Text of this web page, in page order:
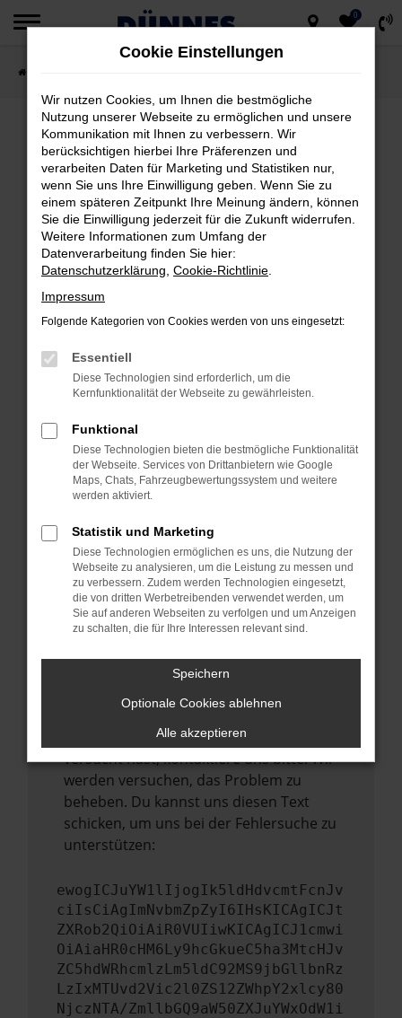
Zum
springen
0
FEHLER: NETWORK ERROR
Beim Laden ist ein Fehler aufgetreten.
Hier sind ein paar Tipps, die dir helfen können:
Überprüfe deine Firewall und deine
Internetverbindung.
Laden andere Webseiten, zum Beispiel
deine Suchmaschine?
Prüfe deine Browsererweiterungen.
Manche Erweiterungen, wie Werbeblocker,
können das Laden bestimmter Seiten
anderen Browser oder in einem privaten
Fenster?
Starte dein Gerät neu.
vorübergehende Probleme zu beheben.
Stelle sicher, dass dein Browser und dein
Betriebssystem auf dem neuesten Stand
sind.
Veraltete Software birgt nicht nur ein
führen, dass bestimmte Funktionen nicht
mehr unterstützt werden.
Wende dich an den Webseitenbetreiber.
Wenn du alle oben genannten Schritte
versucht hast, kontaktiere uns bitte. Wir
werden versuchen, das Problem zu
beheben. Du kannst uns diesen Text
schicken, um uns bei der Fehlersuche zu
unterstützen:
ewogICJuYW1lIjogIk5ldHdvcmtFcnJv
ciIsCiAgImNvbmZpZyI6IHsKICAgICJt
ZXRob2QiOiAiR0VUIiwKICAgICJ1cmwi
OiAiaHR0cHM6Ly9hcGkueC5ha3MtcHJv
ZC5hdWRhcmlzLm5ldC92MS9jbGllbnRz
LzIxMTUvd2Vic2l0ZS12ZWhpY2xlcy80
NjczNTA/ZmllbGQ9aW50ZXJuYWxOdW1i
Cookie Einstellungen
Wir nutzen Cookies, um Ihnen die bestmögliche
Nutzung unserer Webseite zu ermöglichen und unsere
Kommunikation mit Ihnen zu verbessern. Wir
berücksichtigen hierbei Ihre Präferenzen und
verarbeiten Daten für Marketing und Statistiken nur,
wenn Sie uns Ihre Einwilligung geben. Wenn Sie zu
einem späteren Zeitpunkt Ihre Meinung ändern, können
Sie die Einwilligung jederzeit für die Zukunft widerrufen.
Weitere Informationen zum Umfang der
Datenverarbeitung finden Sie hier:
Datenschutzerklärung Cookie-Richtlinie
Impressum
Folgende Kategorien von Cookies werden von uns eingesetzt:
Essentiell
Diese Technologien sind erforderlich, um die
Kernfunktionalität der Webseite zu gewährleisten.
Funktional
Diese Technologien bieten die bestmögliche Funktionalität
der Webseite. Services von Drittanbietern wie Google
Maps, Chats, Fahrzeugbewertungssystem und weitere
werden aktiviert.
Statistik und Marketing
Diese Technologien ermöglichen es uns, die Nutzung der
Webseite zu analysieren, um die Leistung zu messen und
zu verbessern. Zudem werden Technologien eingesetzt,
die von dritten Werbetreibenden verwendet werden, um
Sie auf anderen Webseiten zu verfolgen und um Anzeigen
zu schalten, die für Ihre Interessen relevant sind.
Speichern
Optionale Cookies ablehnen
Alle akzeptieren